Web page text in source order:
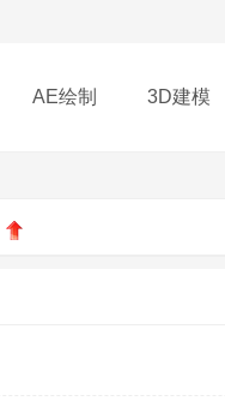
AE绘制 3D建模